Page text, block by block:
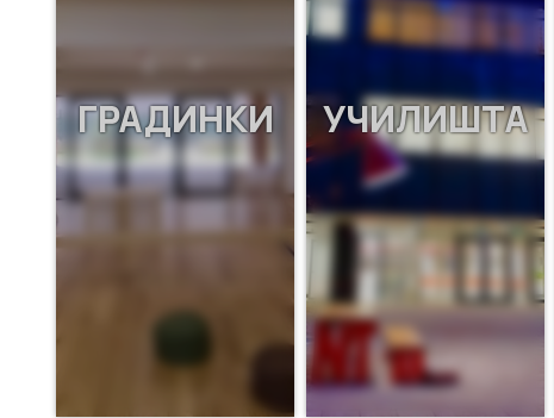
ГРАДИНКИ УЧИЛИШТА